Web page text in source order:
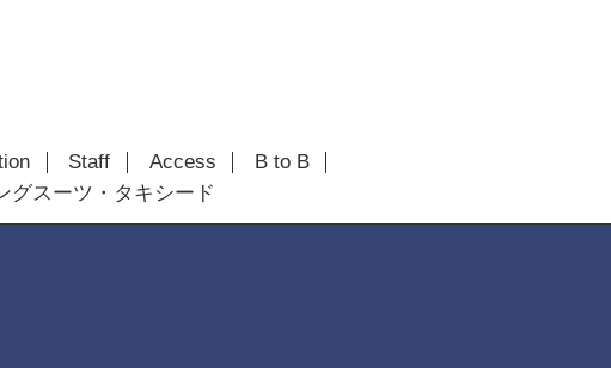
Staff Access
B to B
グスーツ・タキシード